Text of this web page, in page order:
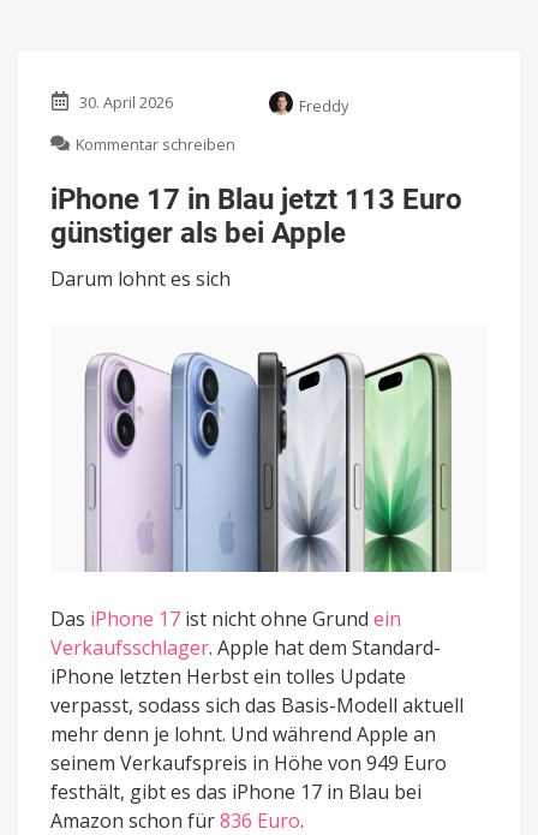
30. April 2026
Freddy
Kommentar schreiben
17
in
Blau
bei
Apple
iPhone 17 in Blau jetzt 113 Euro
günstiger als bei Apple
Darum lohnt es sich
Das iPhone 17 ist nicht ohne Grund ein
Verkaufsschlager. Apple hat dem Standard-
iPhone letzten Herbst ein tolles Update
verpasst, sodass sich das Basis-Modell aktuell
mehr denn je lohnt. Und während Apple an
seinem Verkaufspreis in Höhe von 949 Euro
festhält, gibt es das iPhone 17 in Blau bei
Amazon schon für836 Euro.